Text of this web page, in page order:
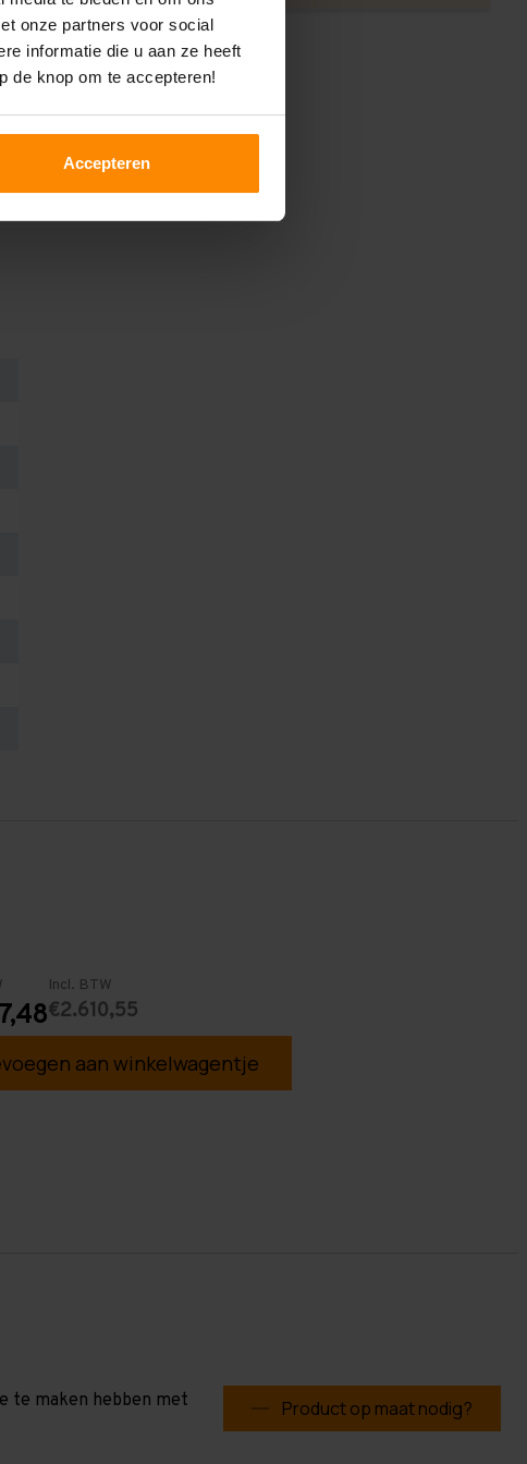
onze partners voor social
informatie die u aan ze heeft
de knop om te accepteren!
Accepteren
Incl. BTW
€2.610,55
aan winkelwagentje
te maken hebben met
Product op maat nodig?